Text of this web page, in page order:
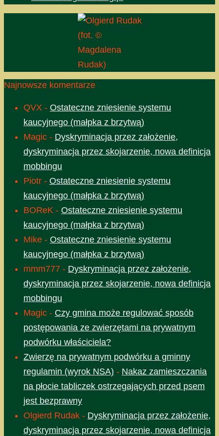
(fot. ©
Magdalena
Rudak)
Najnowsze komentarze
QVX - Ostateczne zniesienie systemu
kaucyjnego (małpka z brzytwą)
Magic - Dyskryminacja przez założenie,
dyskryminacja przez skojarzenie, nowa definicja
mobbingu
Piotr - Ostateczne zniesienie systemu
kaucyjnego (małpka z brzytwą)
BOReK - Ostateczne zniesienie systemu
kaucyjnego (małpka z brzytwą)
Mike - Ostateczne zniesienie systemu
kaucyjnego (małpka z brzytwą)
mmm777 - Dyskryminacja przez założenie,
dyskryminacja przez skojarzenie, nowa definicja
mobbingu
Magic - Czy gmina może regulować sposób
postępowania ze zwierzętami na prywatnym
podwórku właściciela?
Zwierzę na prywatnym podwórku a gminny
regulamin (wyrok NSA) - Nakaz zamieszczania
na płocie tabliczek ostrzegających przed psem
jest bezprawny
Olgierd Rudak - Dyskryminacja przez założenie,
dyskryminacja przez skojarzenie, nowa definicja